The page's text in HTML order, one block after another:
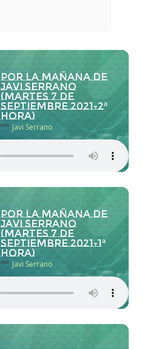
Por la Mañana de
Javi Serrano
(martes 7 de
septiembre 2021-2ª
hora)
con Javi Serrano
Por la Mañana de
Javi Serrano
(martes 7 de
septiembre 2021-1ª
hora)
con Javi Serrano